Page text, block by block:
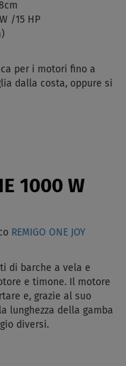
/15 HP
per i motori fino a
dalla costa, oppure si
1000 W
REMIGO ONE JOY
di barche a vela e
e timone. Il motore
e, grazie al suo
lunghezza della gamba
diversi.